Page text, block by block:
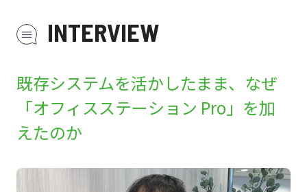
INTERVIEW
既存システムを活かしたまま、なぜ
「オフィスステーション Pro」を加
えたのか